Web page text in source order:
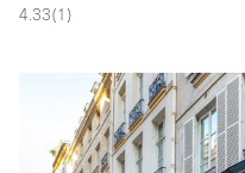
4.33(1 )